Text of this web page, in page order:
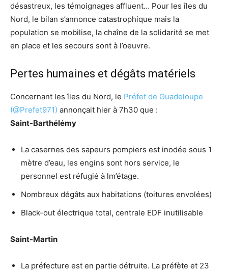
désastreux, les témoignages affluent… Pour les îles du
Nord, le bilan s’annonce catastrophique mais la
population se mobilise, la chaîne de la solidarité se met
en place et les secours sont à l’oeuvre.
Pertes humaines et dégâts matériels
Concernant les îles du Nord, le Préfet de Guadeloupe
(@Prefet971) annonçait hier à 7h30 que :
Saint-Barthélémy
La casernes des sapeurs pompiers est inodée sous 1
mètre d’eau, les engins sont hors service, le
personnel est réfugié à lm’étage.
Nombreux dégâts aux habitations (toitures envolées)
Black-out électrique total, centrale EDF inutilisable
Saint-Martin
La préfecture est en partie détruite. La préfète et 23